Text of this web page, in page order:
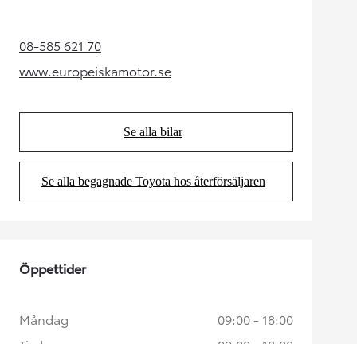
08-585 621 70(Opens in new tab)
www.europeiskamotor.se
(Opens in new tab)
Se alla bilar
(Opens in new tab)
Se alla begagnade Toyota hos återförsäljaren
(Opens in new tab)
Öppettider
Måndag
09:00 - 18:00